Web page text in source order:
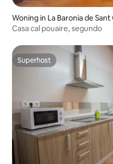
Woning in La Baronia de Sant
Casa cal pouaire, segundo
Superhost
Superhost